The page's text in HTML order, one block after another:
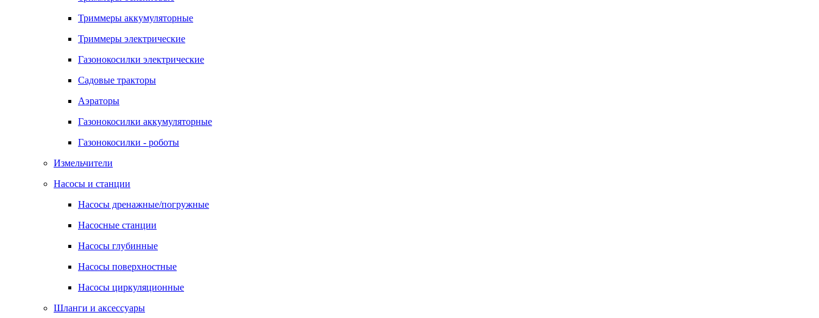
Триммеры аккумуляторные
Триммеры электрические
Газонокосилки электрические
Садовые тракторы
Аэраторы
Газонокосилки аккумуляторные
Газонокосилки - роботы
Измельчители
Насосы и станции
Насосы дренажные/погружные
Насосные станции
Насосы глубинные
Насосы поверхностные
Насосы циркуляционные
Шланги и аксессуары